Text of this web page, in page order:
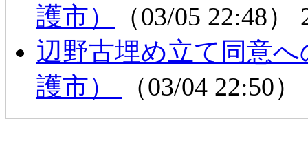
護市）
（03/05 22:48）
辺野古埋め立て同意
護市）
（03/04 22:50）